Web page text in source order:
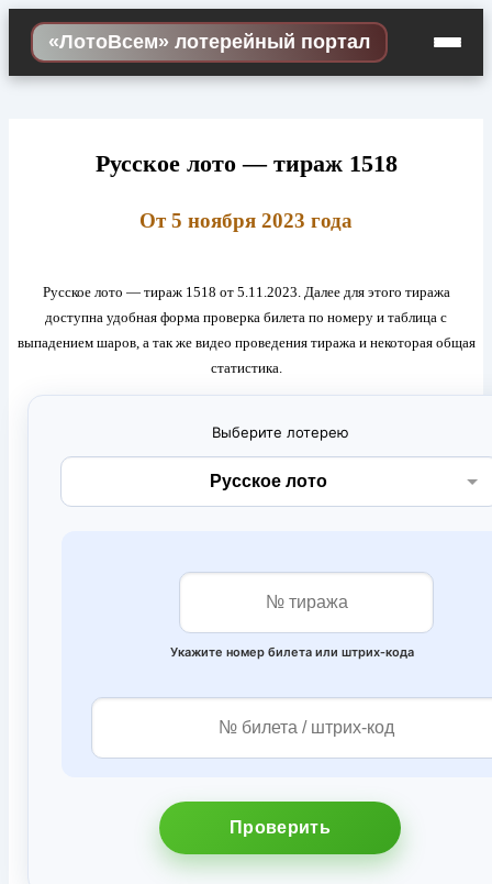
Skip
content
«ЛотоВсем» лотерейный портал
Русское лото — тираж 1518
От 5 ноября 2023 года
Русское лото — тираж 1518 от 5.11.2023. Далее для этого тиража
доступна удобная форма проверка билета по номеру и таблица с
выпадением шаров, а так же видео проведения тиража и некоторая общая
статистика.
Выберите лотерею
Укажите номер билета или штрих‑кода
Проверить